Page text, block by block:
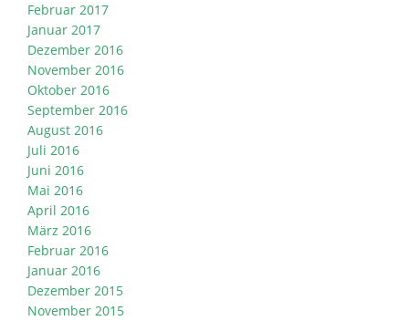
Februar 2017
Januar 2017
Dezember 2016
November 2016
Oktober 2016
September 2016
August 2016
Juli 2016
Juni 2016
Mai 2016
April 2016
März 2016
Februar 2016
Januar 2016
Dezember 2015
November 2015